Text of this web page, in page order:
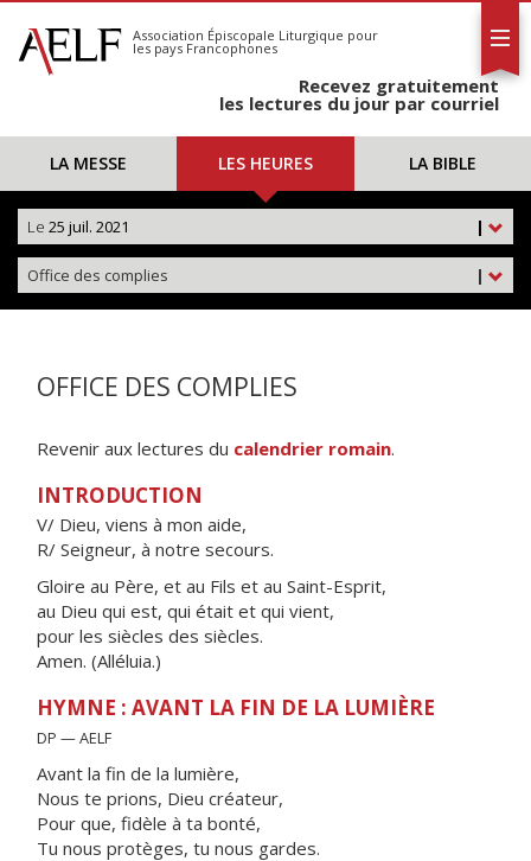
S'abonner
Calendrier
Association Épiscopale Liturgique pour
les pays Francophones
Recevez gratuitement
les lectures du jour par courriel
LA MESSE LES HEURES LA BIBLE
|
Le 25 juil. 2021
|
Office des complies
OFFICE DES COMPLIES
Revenir aux lectures du calendrier romain.
INTRODUCTION
V/ Dieu, viens à mon aide,
R/ Seigneur, à notre secours.
Gloire au Père, et au Fils et au Saint-Esprit,
au Dieu qui est, qui était et qui vient,
pour les siècles des siècles.
Amen. (Alléluia.)
HYMNE : AVANT LA FIN DE LA LUMIÈRE
DP — AELF
Avant la fin de la lumière,
Nous te prions, Dieu créateur,
Pour que, fidèle à ta bonté,
Tu nous protèges, tu nous gardes.